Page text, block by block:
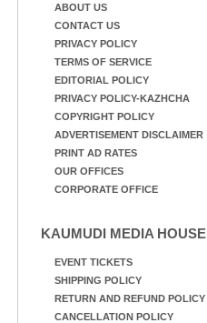
ABOUT US
CONTACT US
PRIVACY POLICY
TERMS OF SERVICE
EDITORIAL POLICY
PRIVACY POLICY-KAZHCHA
COPYRIGHT POLICY
ADVERTISEMENT DISCLAIMER
PRINT AD RATES
OUR OFFICES
CORPORATE OFFICE
KAUMUDI MEDIA HOUSE
EVENT TICKETS
SHIPPING POLICY
RETURN AND REFUND POLICY
CANCELLATION POLICY